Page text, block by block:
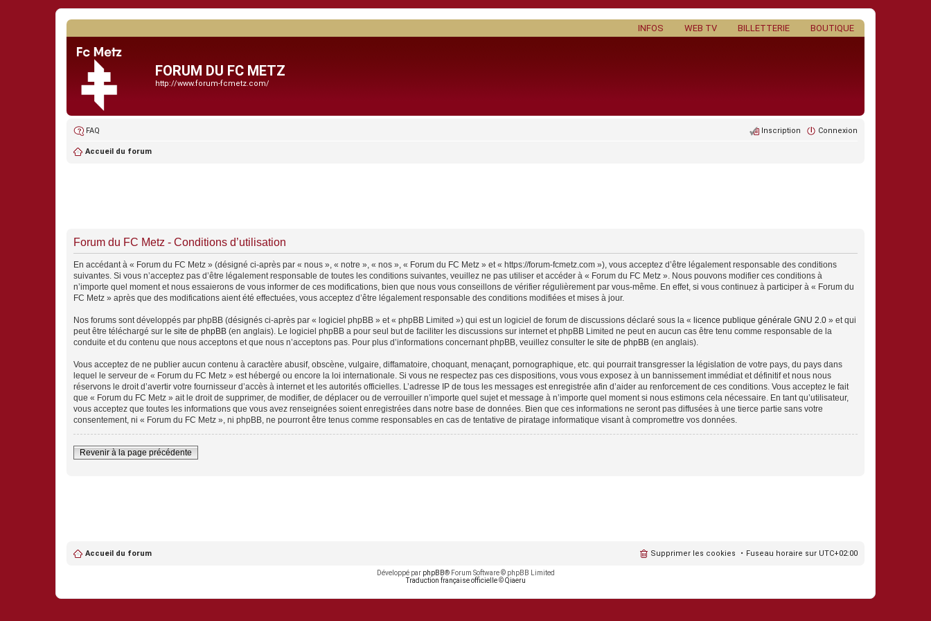
BOUTIQUE
BILLETTERIE
WEB TV
INFOS
FORUM DU FC METZ
http://www.forum-fcmetz.com/
FAQ Connexion
Inscription
Accueil du forum
Forum du FC Metz - Conditions d’utilisation
En accédant à « Forum du FC Metz » (désigné ci-après par « nous », « notre », « nos », « Forum du FC Metz » et « https://forum-fcmetz.com »), vous acceptez d’être légalement responsable des conditions
suivantes. Si vous n’acceptez pas d’être légalement responsable de toutes les conditions suivantes, veuillez ne pas utiliser et accéder à « Forum du FC Metz ». Nous pouvons modifier ces conditions à
n’importe quel moment et nous essaierons de vous informer de ces modifications, bien que nous vous conseillons de vérifier régulièrement par vous-même. En effet, si vous continuez à participer à « Forum du
FC Metz » après que des modifications aient été effectuées, vous acceptez d’être légalement responsable des conditions modifiées et mises à jour.
Nos forums sont développés par phpBB (désignés ci-après par « logiciel phpBB » et « phpBB Limited ») qui est un logiciel de forum de discussions déclaré sous la « licence publique générale GNU 2.0 » et qui
peut être téléchargé sur le site de phpBB (en anglais). Le logiciel phpBB a pour seul but de faciliter les discussions sur internet et phpBB Limited ne peut en aucun cas être tenu comme responsable de la
conduite et du contenu que nous acceptons et que nous n’acceptons pas. Pour plus d’informations concernant phpBB, veuillez consulter le site de phpBB (en anglais).
Vous acceptez de ne publier aucun contenu à caractère abusif, obscène, vulgaire, diffamatoire, choquant, menaçant, pornographique, etc. qui pourrait transgresser la législation de votre pays, du pays dans
lequel le serveur de « Forum du FC Metz » est hébergé ou encore la loi internationale. Si vous ne respectez pas ces dispositions, vous vous exposez à un bannissement immédiat et définitif et nous nous
réservons le droit d’avertir votre fournisseur d’accès à internet et les autorités officielles. L’adresse IP de tous les messages est enregistrée afin d’aider au renforcement de ces conditions. Vous acceptez le fait
que « Forum du FC Metz » ait le droit de supprimer, de modifier, de déplacer ou de verrouiller n’importe quel sujet et message à n’importe quel moment si nous estimons cela nécessaire. En tant qu’utilisateur,
vous acceptez que toutes les informations que vous avez renseignées soient enregistrées dans notre base de données. Bien que ces informations ne seront pas diffusées à une tierce partie sans votre
consentement, ni « Forum du FC Metz », ni phpBB, ne pourront être tenus comme responsables en cas de tentative de piratage informatique visant à compromettre vos données.
Revenir à la page précédente
Accueil du forum Fuseau horaire sur UTC+02:00
Supprimer les cookies
Développé par phpBB® Forum Software © phpBB Limited
Traduction française officielle©Qiaeru